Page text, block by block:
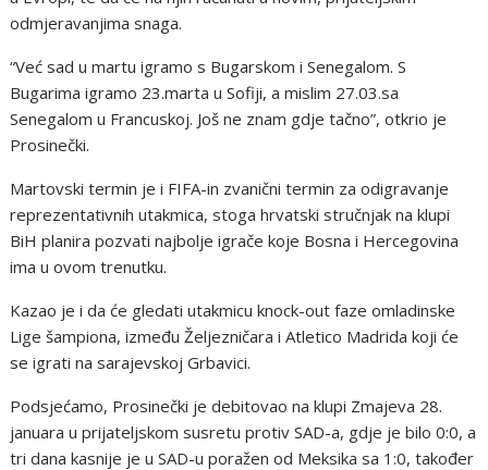
odmjeravanjima snaga.
“Već sad u martu igramo s Bugarskom i Senegalom. S
Bugarima igramo 23.marta u Sofiji, a mislim 27.03.sa
Senegalom u Francuskoj. Još ne znam gdje tačno”, otkrio je
Prosinečki.
Martovski termin je i FIFA-in zvanični termin za odigravanje
reprezentativnih utakmica, stoga hrvatski stručnjak na klupi
BiH planira pozvati najbolje igrače koje Bosna i Hercegovina
ima u ovom trenutku.
Kazao je i da će gledati utakmicu knock-out faze omladinske
Lige šampiona, između Željezničara i Atletico Madrida koji će
se igrati na sarajevskoj Grbavici.
Podsjećamo, Prosinečki je debitovao na klupi Zmajeva 28.
januara u prijateljskom susretu protiv SAD-a, gdje je bilo 0:0, a
tri dana kasnije je u SAD-u poražen od Meksika sa 1:0, također